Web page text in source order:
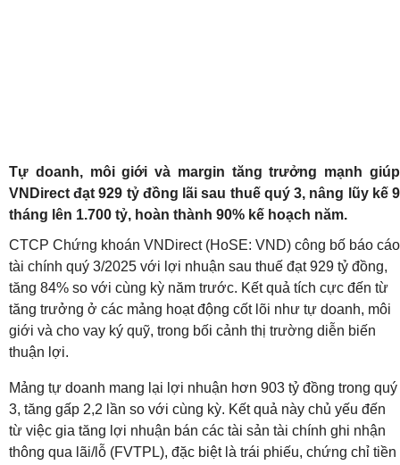
Tự doanh, môi giới và margin tăng trưởng mạnh giúp
VNDirect đạt 929 tỷ đồng lãi sau thuế quý 3, nâng lũy kế 9
tháng lên 1.700 tỷ, hoàn thành 90% kế hoạch năm.
CTCP Chứng khoán VNDirect (HoSE: VND) công bố báo cáo
tài chính quý 3/2025 với lợi nhuận sau thuế đạt 929 tỷ đồng,
tăng 84% so với cùng kỳ năm trước. Kết quả tích cực đến từ
tăng trưởng ở các mảng hoạt động cốt lõi như tự doanh, môi
giới và cho vay ký quỹ, trong bối cảnh thị trường diễn biến
thuận lợi.
Mảng tự doanh mang lại lợi nhuận hơn 903 tỷ đồng trong quý
3, tăng gấp 2,2 lần so với cùng kỳ. Kết quả này chủ yếu đến
từ việc gia tăng lợi nhuận bán các tài sản tài chính ghi nhận
thông qua lãi/lỗ (FVTPL), đặc biệt là trái phiếu, chứng chỉ tiền